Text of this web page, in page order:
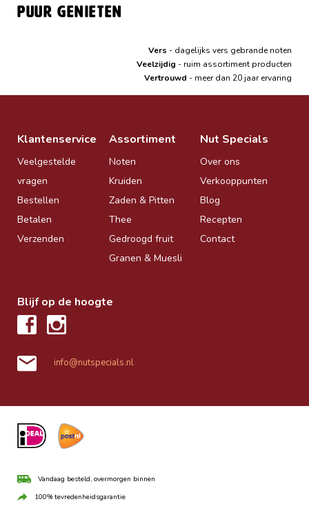
Puur genieten
Vers - dagelijks vers gebrande noten
Veelzijdig - ruim assortiment producten
Vertrouwd - meer dan 20 jaar ervaring
Klantenservice
Veelgestelde
vragen
Bestellen
Betalen
Verzenden
Assortiment
Noten
Kruiden
Zaden & Pitten
Thee
Gedroogd fruit
Granen & Muesli
Nut Specials
Over ons
Verkooppunten
Blog
Recepten
Contact
Blijf op de hoogte
info@nutspecials.nl
Vandaag besteld, overmorgen binnen
100% tevredenheidsgarantie